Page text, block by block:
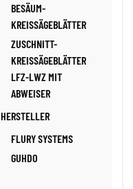
BESÄUM-
KREISSÄGEBLÄTTER
ZUSCHNITT-
KREISSÄGEBLÄTTER
LFZ-LWZ MIT
ABWEISER
HERSTELLER
FLURY SYSTEMS
GUHDO